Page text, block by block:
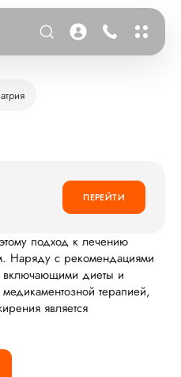
подход к лечению
Наряду с рекомендациями
диеты и
терапией,
является
ПЕРЕЙТИ